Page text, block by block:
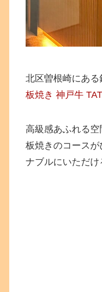
北区曽根崎にある
板焼き 神戸牛
高級感あふれる
板焼きのコース
ナブルにいただけ